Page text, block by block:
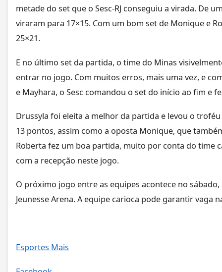
metade do set que o Sesc-RJ conseguiu a virada. De
viraram para 17×15. Com um bom set de Monique e
25×21.
E no último set da partida, o time do Minas
entrar no jogo. Com muitos erros, mais uma vez, e
e Mayhara, o Sesc comandou o set do início ao fim e
Drussyla foi eleita a melhor da partida e levou o
13 pontos, assim como a oposta Monique, que
Roberta fez um boa partida, muito por conta do time
com a recepção neste jogo.
O próximo jogo entre as equipes acontece no
Jeunesse Arena. A equipe carioca pode garantir vaga
Esportes Mais